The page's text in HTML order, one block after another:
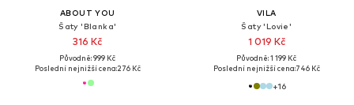
ABOUT YOU
Šaty 'Blanka'
316 Kč
Původně: 999 Kč
Poslední nejnižší cena:276 Kč
VILA
Šaty 'Lovie'
1 019 Kč
Původně: 1 199 Kč
Poslední nejnižší cena:746 Kč
+16